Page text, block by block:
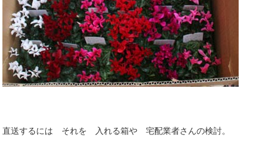
直送するには それを 入れる箱や 宅配業者さんの検討。